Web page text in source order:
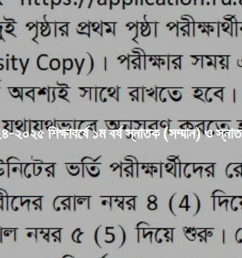
২০২৫ শিক্ষাবর্ষে ১ম বর্ষ স্নাতক (সম্মান) ও